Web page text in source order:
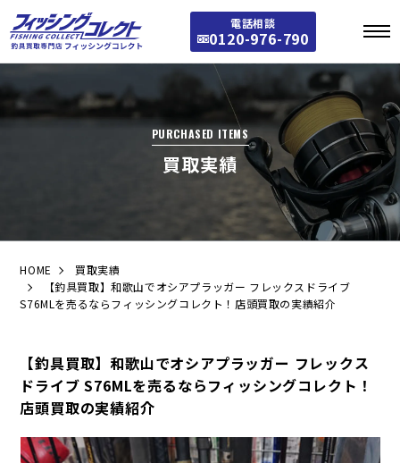
電話相談
0120-976-790
PURCHASED ITEMS
買取実績
HOME
買取実績
【釣具買取】和歌山でオシアプラッガー フレックスドライブ
S76MLを売るならフィッシングコレクト！店頭買取の実績紹介
【釣具買取】和歌山でオシアプラッガー フレックス
ドライブ S76MLを売るならフィッシングコレクト！
店頭買取の実績紹介